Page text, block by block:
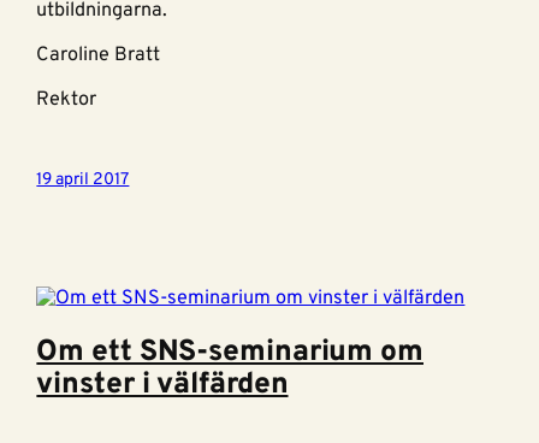
utbildningarna.
Caroline Bratt
Rektor
19 april 2017
Om ett SNS-seminarium om
vinster i välfärden